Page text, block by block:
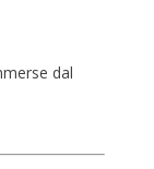
dal